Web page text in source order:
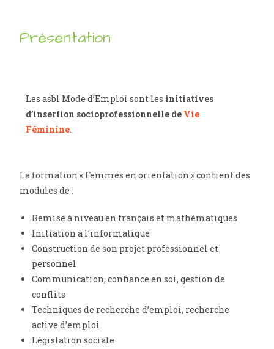
Présentation
Les asbl Mode d’Emploi sont les initiatives
d’insertion socioprofessionnelle de Vie
Féminine.
La formation « Femmes en orientation » contient des
modules de :
Remise à niveau en français et mathématiques
Initiation à l’informatique
Construction de son projet professionnel et
personnel
Communication, confiance en soi, gestion de
conflits
Techniques de recherche d’emploi, recherche
active d’emploi
Législation sociale